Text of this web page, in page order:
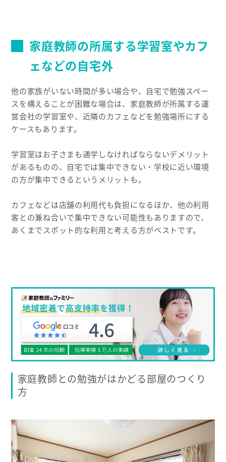
家庭教師の所属する学習室やカフ
ェなどの自宅外
他の家族がいない時間が多い場合や、自宅で勉強スペー
スを構えることが困難な場合は、家庭教師が所属する運
営会社の学習室や、近隣のカフェなどを勉強場所にする
ケースもあります。
学習室はお子さまも通学しなければならないデメリット
があるものの、自宅では集中できない・学校に近い環境
の方が集中できるというメリットも。
カフェなどは店舗の利用代も負担になるほか、他の利用
客との兼ね合いで集中できない可能性もありますので、
あくまでスポット的な利用と考える方がベストです。
家庭教師との勉強がはかどる部屋のつくり
方